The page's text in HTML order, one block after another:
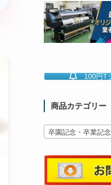
100円T
商品カテゴリー
卒園記念・卒業記念